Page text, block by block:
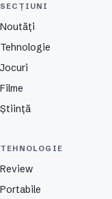
SECȚIUNI
Noutăți
Tehnologie
Jocuri
Filme
Știință
TEHNOLOGIE
Review
Portabile